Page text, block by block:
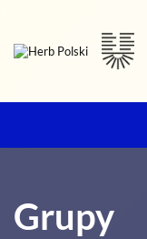
Grupy